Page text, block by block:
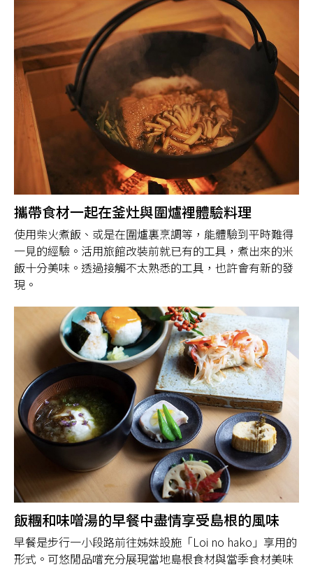
攜帶食材一起在釜灶與圍爐裡體驗料理
使用柴火煮飯、或是在圍爐裏烹調等，能體驗到平時難得
一見的經驗。活用旅館改裝前就已有的工具，煮出來的米
飯十分美味。透過接觸不太熟悉的工具，也許會有新的發
現。
飯糰和味噌湯的早餐中盡情享受島根的風味
早餐是步行一小段路前往姊妹設施「Loi no hako」享用的
形式。可悠閒品嚐充分展現當地島根食材與當季食材美味